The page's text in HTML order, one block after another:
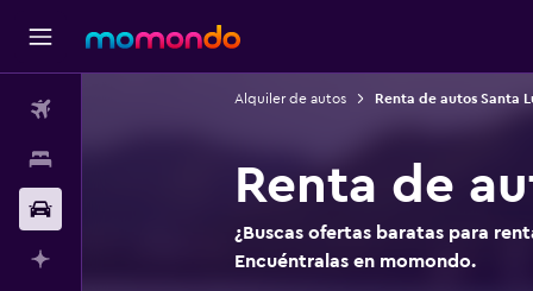
Alquiler de autos Renta de autos Santa
Renta de
¿Buscas ofertas baratas para
Encuéntralas en momondo.